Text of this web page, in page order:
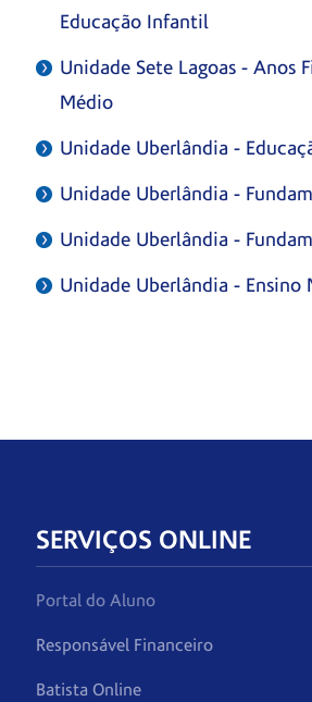
Educação Infantil
Unidade Sete Lagoas - Anos
Médio
Unidade Uberlândia -
Unidade Uberlândia -
Unidade Uberlândia -
Unidade Uberlândia - Ensino
SERVIÇOS ONLINE
Portal do Aluno
Responsável Financeiro
Batista Online